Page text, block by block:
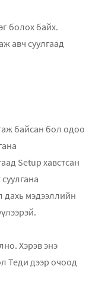
болох байх.
авч суулгаад
байсан бол одоо
Setup хавстсан
дахь мэдээллийн
Хэрэв энэ
Теди дээр очоод